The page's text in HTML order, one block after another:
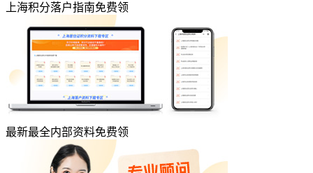
上海积分落户指南免费领
最新最全内部资料免费领